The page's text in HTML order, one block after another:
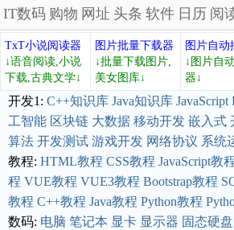
IT数码 购物 网址 头条 软件 日历 阅
TxT小说阅读器
↓语音阅读,小说
下载,古典文学↓
图片批量下载器
↓批量下载图片,
美女图库↓
图片自动
↓图片自
器↓
开发1: C++知识库 Java知识库 JavaScript
工智能 区块链 大数据 移动开发 嵌入式
算法 开发测试 游戏开发 网络协议 系统
教程: HTML教程 CSS教程 JavaScript教
程 VUE教程 VUE3教程 Bootstrap教程
教程 C++教程 Java教程 Python教程
数码: 电脑 笔记本 显卡 显示器 固态硬盘